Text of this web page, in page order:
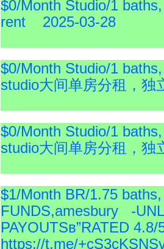
$0/Month Studio/1
rent 2025-03-28
$0/Month Studio/1
studio大间单房分租，
$0/Month Studio/1
studio大间单房分租，
$1/Month BR/1.75
FUNDS,amesbury -
PAYOUTSв”RATED
https://t.me/